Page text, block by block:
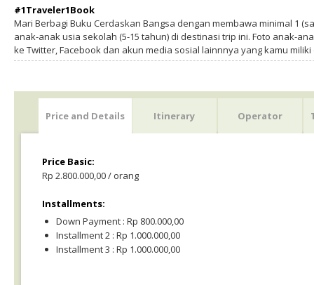
#1Traveler1Book
Mari Berbagi Buku Cerdaskan Bangsa dengan membawa minimal 1
anak-anak usia sekolah (5-15 tahun) di destinasi trip ini. Foto anak-
ke Twitter, Facebook dan akun media sosial lainnnya yang kamu
Price and Details Itinerary Operator
Price Basic:
Rp 2.800.000,00 / orang
Installments:
Down Payment : Rp 800.000,00
Installment 2 : Rp 1.000.000,00
Installment 3 : Rp 1.000.000,00